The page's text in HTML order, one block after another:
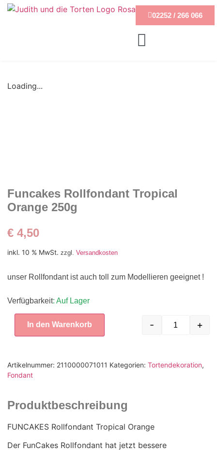
02252 / 266 066
Loading...
Funcakes Rollfondant Tropical
Orange 250g
€ 4,50
inkl. 10 % MwSt. zzgl. Versandkosten
unser Rollfondant ist auch toll zum Modellieren geeignet !
Verfügbarkeit: Auf Lager
- +
In den Warenkorb
Artikelnummer: 2110000071011 Kategorien: Tortendekoration,
Fondant
Produktbeschreibung
FUNCAKES Rollfondant Tropical Orange
Der FunCakes Rollfondant hat jetzt bessere